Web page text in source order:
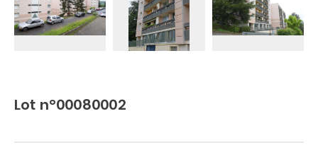
Lot n°00080002